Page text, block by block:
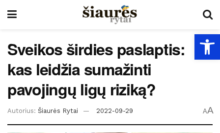
Sveikos širdies paslaptis:
kas leidžia sumažinti
pavojingų ligų riziką?
Autorius: Šiaurės Rytai 2022-09-29 AA